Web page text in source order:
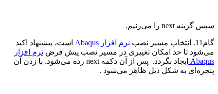
سپس گزینه next را می‌زنیم.
گام11. انتخاب مسیر نصب نرم افزار Abaqus است، پیشنهاد اکید
می‌شود تا حد امکان تغییری در مسیر نصب پیش فرض نرم افزار
Abaqus ایجاد نگردد. پس از آن دکمه next زده می‌شود. با زدن آن
پنجره‌ای به شکل ذیل ظاهر می‌شود .